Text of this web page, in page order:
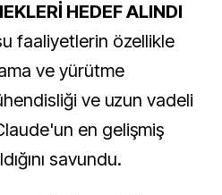
HEDEF ALINDI
faaliyetlerin özellikle
ve yürütme
ve uzun vadeli
en gelişmiş
savundu.